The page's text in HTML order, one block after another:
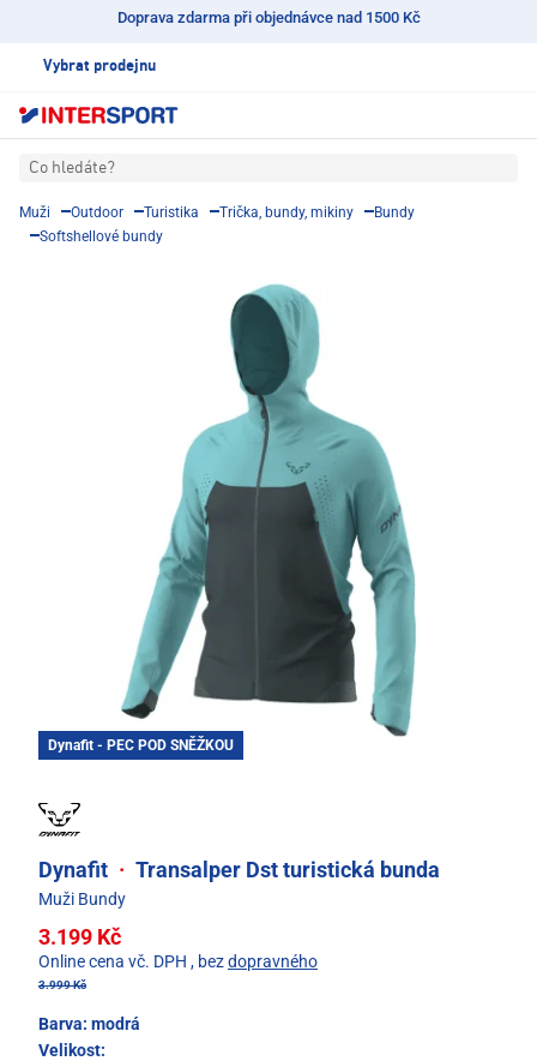
Doprava zdarma při objednávce nad 1500 Kč
Vybrat prodejnu
Co hledáte?
Muži Outdoor Turistika Trička, bundy, mikiny
Bundy
Softshellové bundy
Dynafit - PEC POD SNĚŽKOU
Dynafit · Transalper Dst turistická bunda
Muži Bundy
3.199 Kč
Online cena vč. DPH , bezdopravného
3.999 Kč
Barva: modrá
Velikost: